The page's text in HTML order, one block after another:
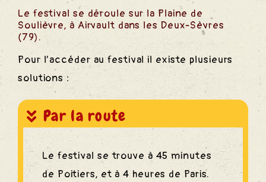
Le festival se déroule sur la Plaine de
Soulièvre, à Airvault dans les Deux-Sèvres
(79).
Pour l’accéder au festival il existe plusieurs
solutions :
Par la route
Le festival se trouve à 45 minutes
de Poitiers, et à 4 heures de Paris.